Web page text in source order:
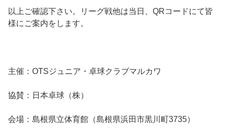
以上ご確認下さい。リーグ戦他は当日、QRコードにて皆
様にご案内をします。
主催：OTSジュニア・卓球クラブマルカワ
協賛：日本卓球（株）
会場：島根県立体育館（島根県浜田市黒川町3735）